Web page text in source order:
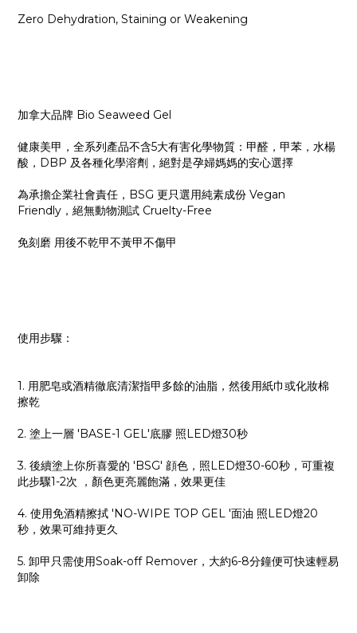
Zero Dehydration, Staining or Weakening
加拿大品牌 Bio Seaweed Gel
健康美甲，全系列產品不含5大有害化學物質：甲醛，甲苯，水楊
酸，DBP 及各種化學溶劑，絕對是孕婦媽媽的安心選擇
為承擔企業社會責任，BSG 更只選用純素成份 Vegan
Friendly，絕無動物測試 Cruelty-Free
免刻磨 用後不乾甲不黃甲不傷甲
使用步驟：
1. 用肥皂或酒精徹底清潔指甲多餘的油脂，然後用紙巾或化妝棉
擦乾
2. 塗上一層 'BASE-1 GEL'底膠 照LED燈30秒
3. 後續塗上你所喜愛的 'BSG' 顔色，照LED燈30-60秒，可重複
此步驟1-2次 ，顏色更亮麗飽滿，效果更佳
4. 使用免酒精擦拭 'NO-WIPE TOP GEL '面油 照LED燈20
秒，效果可維持更久
5. 卸甲只需使用Soak-off Remover，大約6-8分鐘便可快速輕易
卸除